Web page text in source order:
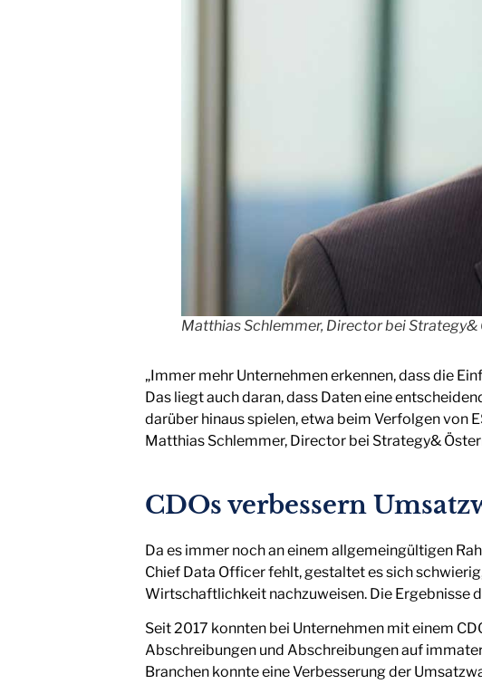
Matthias Schlemmer, Director bei Strategy&
„Immer mehr Unternehmen erkennen, dass die
Das liegt auch daran, dass Daten eine
darüber hinaus spielen, etwa beim Verfolgen von
Matthias Schlemmer, Director bei Strategy&
CDOs verbessern
Da es immer noch an einem allgemeingültigen
Chief Data Officer fehlt, gestaltet es sich
Wirtschaftlichkeit nachzuweisen. Die Ergebnisse
Seit 2017 konnten bei Unternehmen mit einem
Abschreibungen und Abschreibungen auf
Branchen konnte eine Verbesserung der